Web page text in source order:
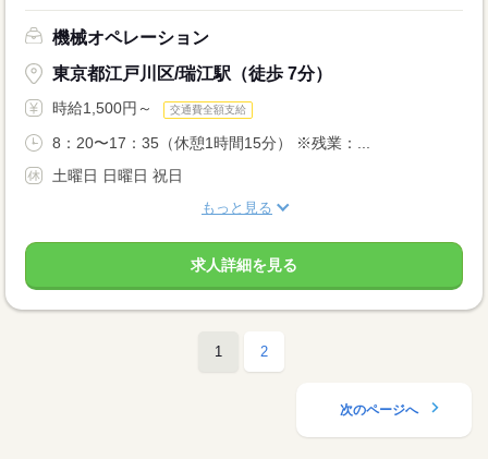
機械オペレーション
東京都江戸川区/瑞江駅（徒歩 7分）
時給1,500円～ 交通費全額支給
8：20〜17：35（休憩1時間15分） ※残業：...
土曜日 日曜日 祝日
もっと見る
求人詳細を見る
1 2
次のページへ